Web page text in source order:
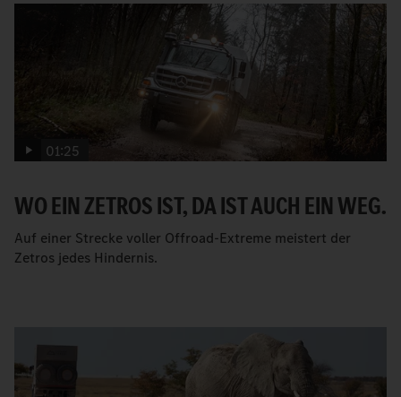
01:25
WO EIN ZETROS IST, DA IST AUCH EIN WEG.
Auf einer Strecke voller Offroad-Extreme meistert der
Zetros jedes Hindernis.